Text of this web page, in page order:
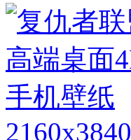
2160x3840